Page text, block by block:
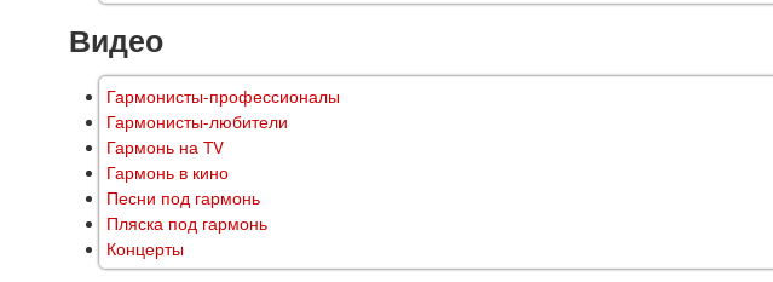
Видео
Гармонисты-профессионалы
Гармонисты-любители
Гармонь на TV
Гармонь в кино
Песни под гармонь
Пляска под гармонь
Концерты